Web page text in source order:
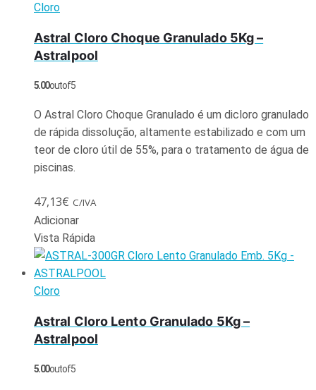
Cloro
Astral Cloro Choque Granulado 5Kg –
Astralpool
5.00out of 5
O Astral Cloro Choque Granulado é um dicloro granulado
de rápida dissolução, altamente estabilizado e com um
teor de cloro útil de 55%, para o tratamento de água de
piscinas.
47,13€ C/IVA
Adicionar
Vista Rápida
Cloro
Astral Cloro Lento Granulado 5Kg –
Astralpool
5.00out of 5